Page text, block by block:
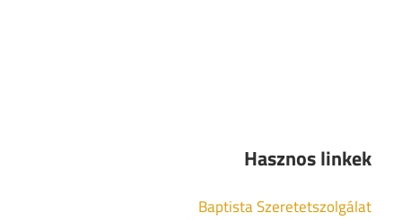
Hasznos linkek
Baptista Szeretetszolgálat